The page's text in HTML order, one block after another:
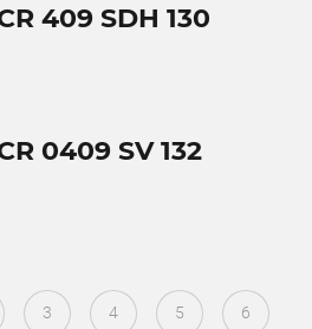
409 SDH 130
0409 SV 132
3 4 5 6